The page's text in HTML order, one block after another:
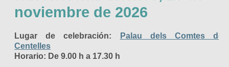
noviembre de 2026
Lugar de celebración:
Palau dels Comtes de
Centelles
Horario: De 9.00 h a 17.30 h